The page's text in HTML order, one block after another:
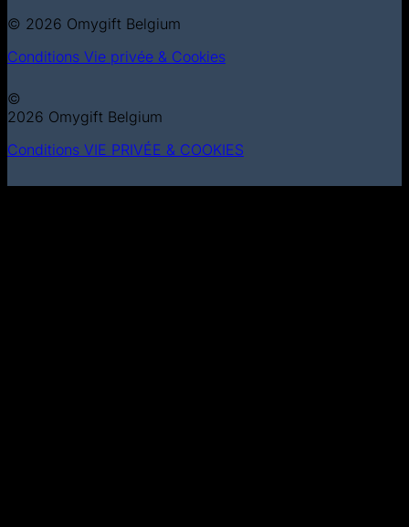
© 2026 Omygift Belgium
Conditions Vie privée & Cookies
©
2026 Omygift Belgium
Conditions VIE PRIVÉE & COOKIES